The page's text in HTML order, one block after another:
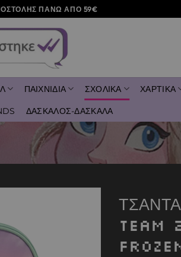
ΠΑΝΩ ΑΠΟ 59€
ΠΑΙΧΝΙΔΙΑ ΣΧΟΛΙΚΑ ΧΑΡΤΙΚΑ
ΔΑΣΚΑΛΟΣ-ΔΑΣΚΑΛΑ
TEAM